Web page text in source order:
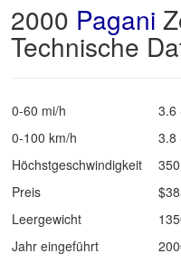
2000 Pagani
Technische
0-60 mi/h
3.6
0-100 km/h
3.8
Höchstgeschwindigkeit
Preis
Leergewicht
Jahr eingeführt